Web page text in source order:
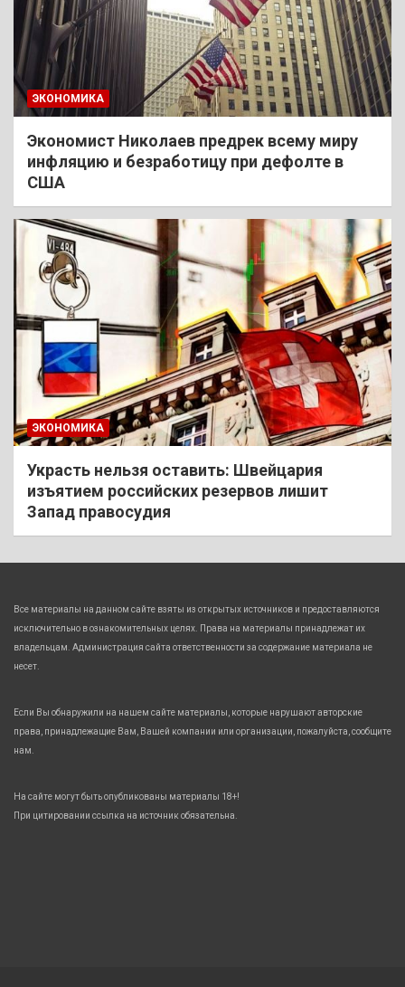
ЭКОНОМИКА
Экономист Николаев предрек всему миру
инфляцию и безработицу при дефолте в
США
ЭКОНОМИКА
Украсть нельзя оставить: Швейцария
изъятием российских резервов лишит
Запад правосудия
Все материалы на данном сайте взяты из открытых источников и предоставляются
исключительно в ознакомительных целях. Права на материалы принадлежат их
владельцам. Администрация сайта ответственности за содержание материала не
несет.
Если Вы обнаружили на нашем сайте материалы, которые нарушают авторские
права, принадлежащие Вам, Вашей компании или организации, пожалуйста, сообщите
нам.
На сайте могут быть опубликованы материалы 18+!
При цитировании ссылка на источник обязательна.